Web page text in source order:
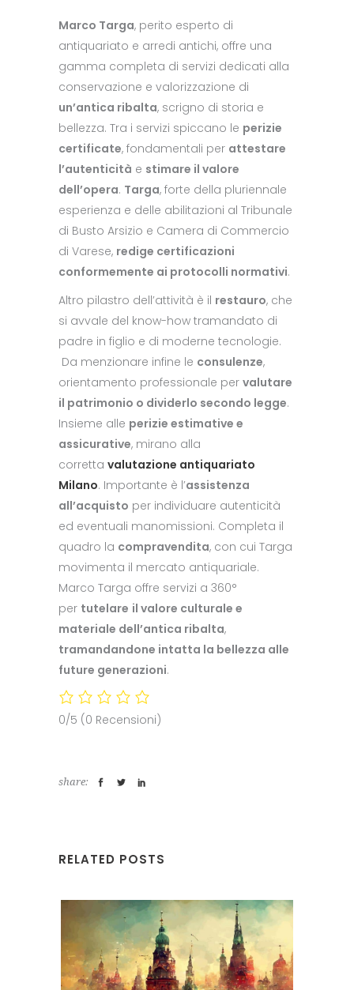
Marco Targa, perito esperto di
antiquariato e arredi antichi, offre una
gamma completa di servizi dedicati alla
conservazione e valorizzazione di
un’antica ribalta, scrigno di storia e
bellezza. Tra i servizi spiccano le perizie
certificate, fondamentali per attestare
l’autenticità e stimare il valore
dell’opera. Targa, forte della pluriennale
esperienza e delle abilitazioni al Tribunale
di Busto Arsizio e Camera di Commercio
di Varese, redige certificazioni
conformemente ai protocolli normativi.
Altro pilastro dell’attività è il restauro, che
si avvale del know-how tramandato di
padre in figlio e di moderne tecnologie.
Da menzionare infine le consulenze,
orientamento professionale per valutare
il patrimonio o dividerlo secondo legge.
Insieme alle perizie estimative e
assicurative, mirano alla
corretta valutazione antiquariato
Milano. Importante è l’assistenza
all’acquisto per individuare autenticità
ed eventuali manomissioni. Completa il
quadro la compravendita, con cui Targa
movimenta il mercato antiquariale.
Marco Targa offre servizi a 360°
per tutelare il valore culturale e
materiale dell’antica ribalta,
tramandandone intatta la bellezza alle
future generazioni.
0/5 (0 Recensioni)
share:
RELATED POSTS